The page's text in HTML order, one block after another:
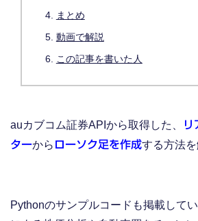
まとめ
動画で解説
この記事を書いた人
auカブコム証券APIから取得した、
ターから ローソク足を作成する方法を
Pythonのサンプルコードも掲載して